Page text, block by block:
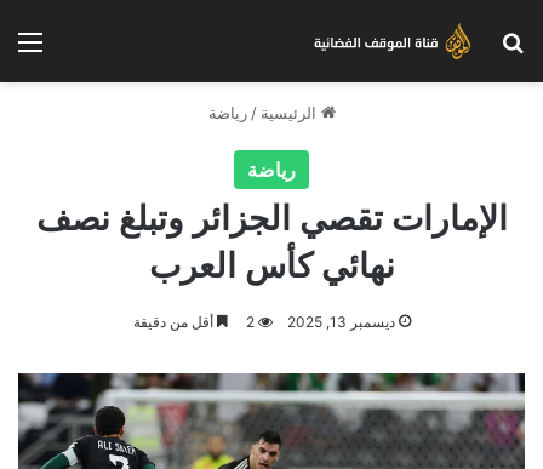
بحث عن
الرئيسية / رياضة
رياضة
الإمارات تقصي الجزائر وتبلغ نصف
نهائي كأس العرب
ديسمبر 13, 2025 2 أقل من دقيقة